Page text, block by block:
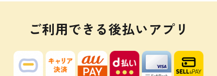
ご利用できる後払いアプリ